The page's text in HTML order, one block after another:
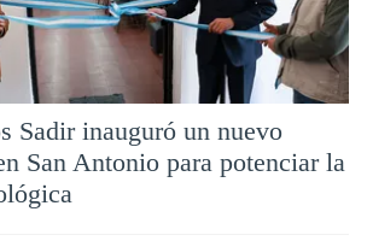
Sadir inauguró un nuevo
San Antonio para potenciar la